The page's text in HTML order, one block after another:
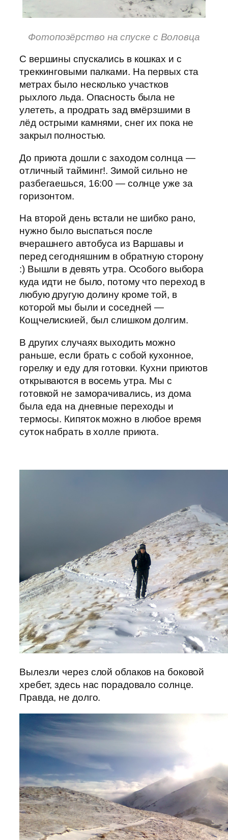
Фотопозёрство на спуске с Воловца
С вершины спускались в кошках и с
треккинговыми палками. На первых ста
метрах было несколько участков
рыхлого льда. Опасность была не
улететь, а продрать зад вмёрзшими в
лёд острыми камнями, снег их пока не
закрыл полностью.
До приюта дошли с заходом солнца —
отличный тайминг!. Зимой сильно не
разбегаешься, 16:00 — солнце уже за
горизонтом.
На второй день встали не шибко рано,
нужно было выспаться после
вчерашнего автобуса из Варшавы и
перед сегодняшним в обратную сторону
:) Вышли в девять утра. Особого выбора
куда идти не было, потому что переход в
любую другую долину кроме той, в
которой мы были и соседней —
Кощчелискией, был слишком долгим.
В других случаях выходить можно
раньше, если брать с собой кухонное,
горелку и еду для готовки. Кухни приютов
открываются в восемь утра. Мы с
готовкой не заморачивались, из дома
была еда на дневные переходы и
термосы. Кипяток можно в любое время
суток набрать в холле приюта.
Вылезли через слой облаков на боковой
хребет, здесь нас порадовало солнце.
Правда, не долго.